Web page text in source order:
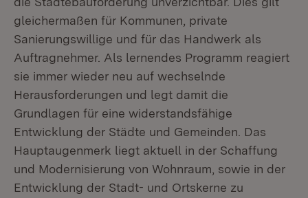
gleichermaßen für Kommunen, private
Sanierungswillige und für das Handwerk als
Auftragnehmer. Als lernendes Programm reagiert
sie immer wieder neu auf wechselnde
Herausforderungen und legt damit die
Grundlagen für eine widerstandsfähige
Entwicklung der Städte und Gemeinden. Das
Hauptaugenmerk liegt aktuell in der Schaffung
und Modernisierung von Wohnraum, sowie in der
Entwicklung der Stadt- und Ortskerne zu